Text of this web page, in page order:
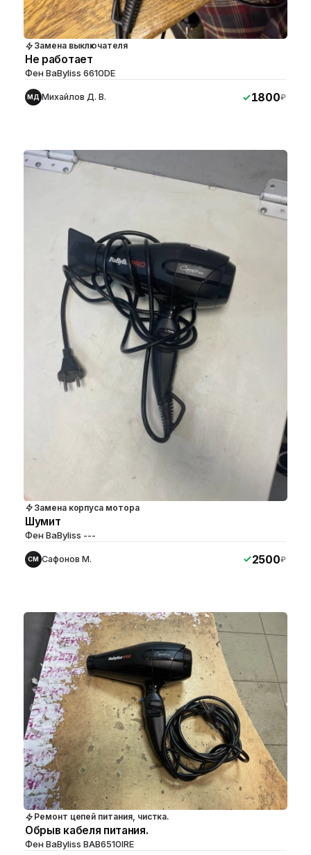
Замена выключателя
Не работает
Фен BaByliss 6610DE
МД Михайлов Д. В. 1800₽
Замена корпуса мотора
Шумит
Фен BaByliss ---
СМ Сафонов М. 2500₽
Ремонт цепей питания, чистка.
Обрыв кабеля питания.
Фен BaByliss BAB6510IRE